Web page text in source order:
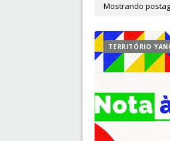
Mostrando
TERRITÓRIO